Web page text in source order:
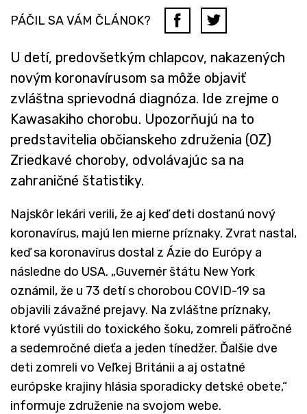
PÁČIL SA VÁM ČLÁNOK?
U detí, predovšetkým chlapcov, nakazených
novým koronavírusom sa môže objaviť
zvláštna sprievodná diagnóza. Ide zrejme o
Kawasakiho chorobu. Upozorňujú na to
predstavitelia občianskeho združenia (OZ)
Zriedkavé choroby, odvolávajúc sa na
zahraničné štatistiky.
Najskôr lekári verili, že aj keď deti dostanú nový
koronavírus, majú len mierne príznaky. Zvrat nastal,
keď sa koronavírus dostal z Ázie do Európy a
následne do USA. „Guvernér štátu New York
oznámil, že u 73 detí s chorobou COVID-19 sa
objavili závažné prejavy. Na zvláštne príznaky,
ktoré vyústili do toxického šoku, zomreli päťročné
a sedemročné dieťa a jeden tínedžer. Ďalšie dve
deti zomreli vo Veľkej Británii a aj ostatné
európske krajiny hlásia sporadicky detské obete,“
informuje združenie na svojom webe.